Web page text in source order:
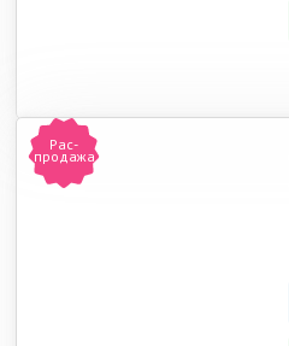
Рас-
продажа